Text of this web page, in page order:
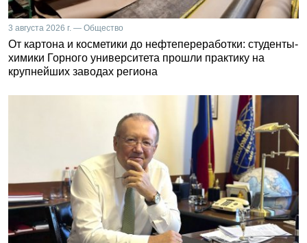
3 августа 2026 г. — Общество
От картона и косметики до нефтепереработки: студенты-
химики Горного университета прошли практику на
крупнейших заводах региона